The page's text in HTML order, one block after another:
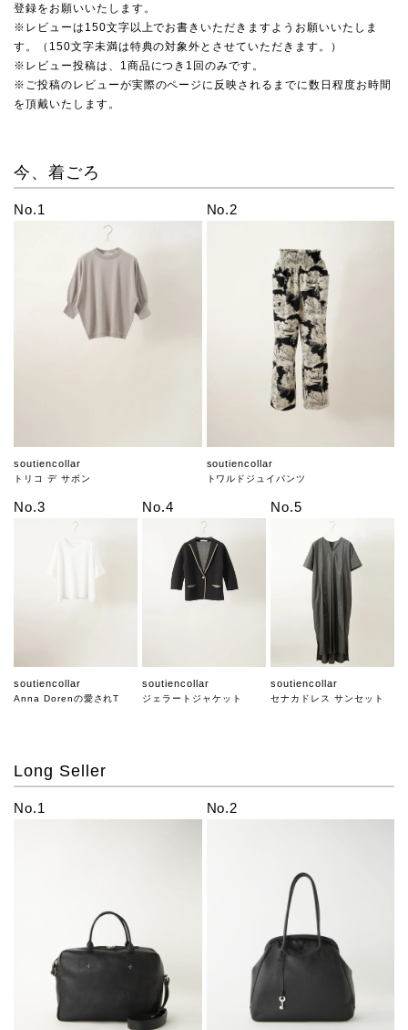
登録をお願いいたします。
※レビューは150文字以上でお書きいただきますようお願いいたしま
す。（150文字未満は特典の対象外とさせていただきます。）
※レビュー投稿は、1商品につき1回のみです。
※ご投稿のレビューが実際のページに反映されるまでに数日程度お時間
を頂戴いたします。
今、着ごろ
No.1
soutiencollar
トリコ デ サボン
No.2
soutiencollar
トワルドジュイパンツ
No.3
soutiencollar
Anna Dorenの愛されT
No.4
soutiencollar
ジェラートジャケット
No.5
soutiencollar
セナカドレス サンセット
Long Seller
No.1 No.2